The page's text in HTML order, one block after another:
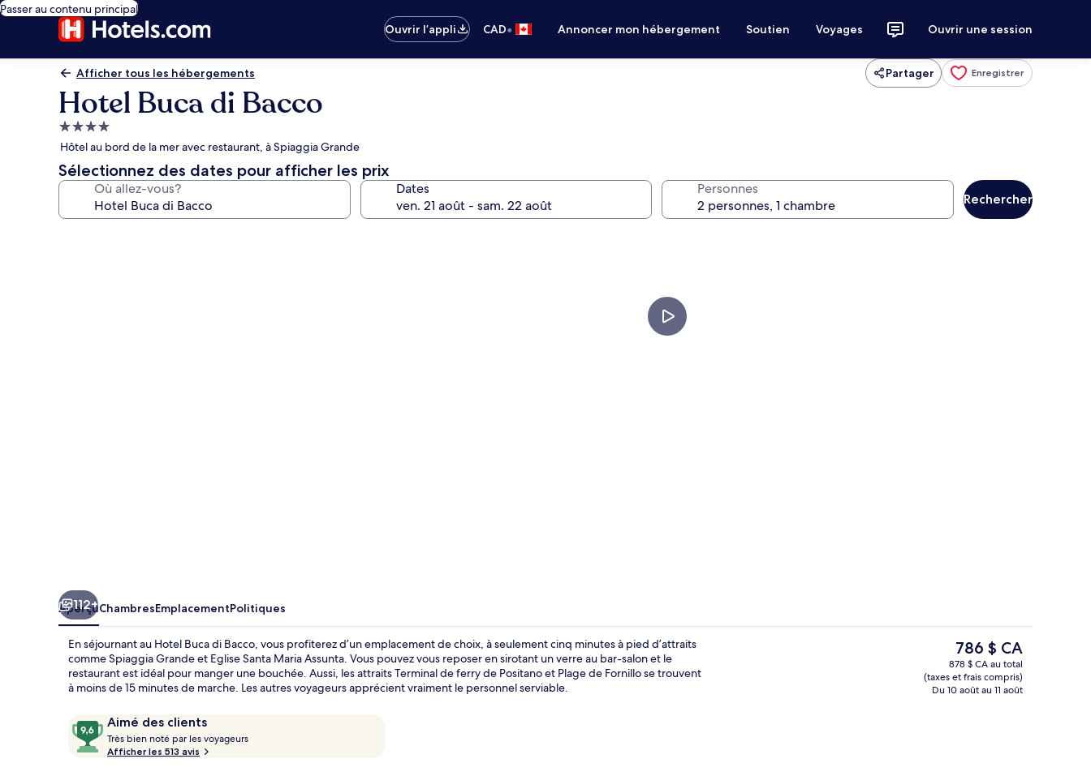
Passer au contenu principal
Ouvrir l’appli
CAD• Annoncer mon hébergement Soutien Voyages Ouvrir une session
Afficher tous les hébergements Partager Enregistrer
Hotel Buca di Bacco
Hébergement
4.0 étoiles
Hôtel au bord de la mer avec restaurant, à Spiaggia Grande
Sélectionnez des dates pour afficher les prix
Où allez-vous? Dates Personnes
Rechercher
Chambre supérieure double, balcon, vue sur la mer | Minibar, coffre-fort, bureau,
Chambre classique double, 1
112+
AperçuChambresEmplacementPolitiques
En séjournant au Hotel Buca di Bacco, vous profiterez d’un emplacement de choix, à seulement cinq minutes à pied d’attraits
comme Spiaggia Grande et Eglise Santa Maria Assunta. Vous pouvez vous reposer en sirotant un verre au bar-salon et le
restaurant est idéal pour manger une bouchée. Aussi, les attraits Terminal de ferry de Positano et Plage de Fornillo se trouvent
à moins de 15 minutes de marche. Les autres voyageurs apprécient vraiment le personnel serviable.
Avis Aimé des clients
9,6
sur
10,
Très bien noté par les voyageurs
Afficher les 513 avis
Le
prix
actuel
est
786 $ CA
878 $ CA au total
(taxes et frais compris)
Du 10 août au 11 août